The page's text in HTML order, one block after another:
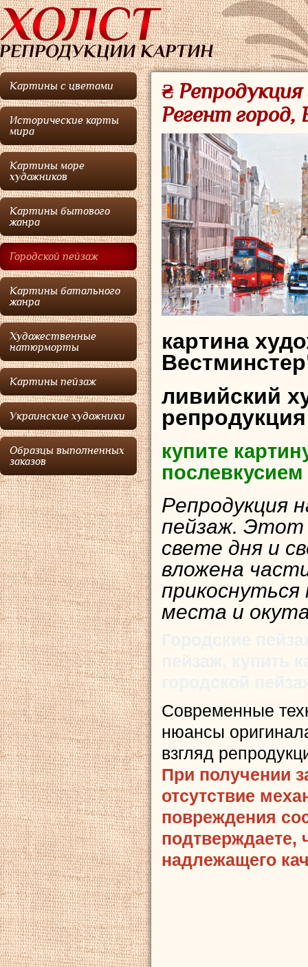
Картины с цветами
Исторические карты
мира
Картины море
художников
Картины бытового
жанра
Городской пейзаж
Картины батального
жанра
Художественные
натюрморты
Картины пейзаж
Украинские художники
Образцы выполненных
заказов
₴
Регент
картина
ливийский
купите
послевкусием
Репродукция
пейзаж. Этот
свете дня и
вложена
места и
Современные
нюансы
взгляд
При получении
отсутствие
повреждения
подтверждаете,
надлежащего